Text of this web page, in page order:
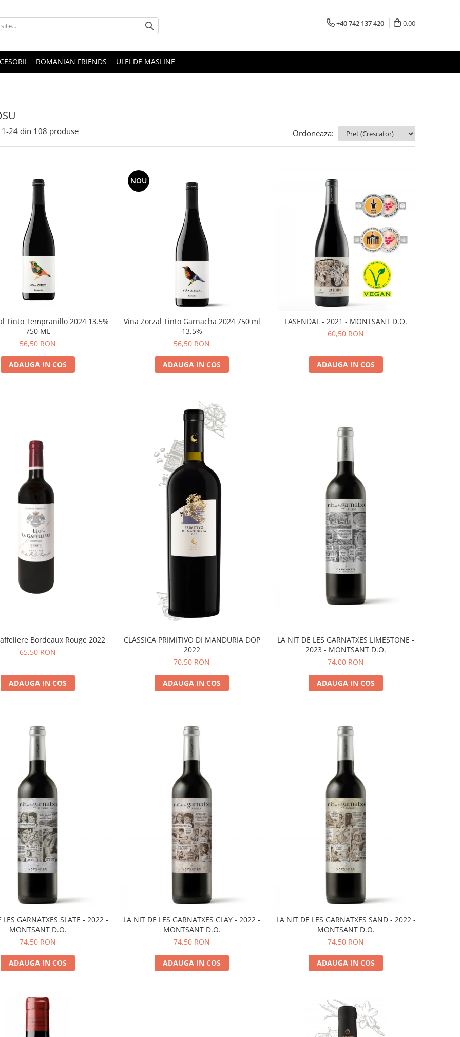
+40 742 137 420 0,00
ROMANIAN FRIENDS ULEI DE MASLINE
1-24 din 108 produse Ordoneaza:
Tinto Tempranillo 2024 13.5%
750 ML
56,50 RON
ADAUGA IN COS
NOU
Vina Zorzal Tinto Garnacha 2024 750 ml
13.5%
56,50 RON
ADAUGA IN COS
LASENDAL - 2021 - MONTSANT D.O.
60,50 RON
ADAUGA IN COS
Bordeaux Rouge 2022
65,50 RON
ADAUGA IN COS
CLASSICA PRIMITIVO DI MANDURIA DOP
2022
70,50 RON
ADAUGA IN COS
LA NIT DE LES GARNATXES LIMESTONE -
2023 - MONTSANT D.O.
74,00 RON
ADAUGA IN COS
GARNATXES SLATE - 2022 -
MONTSANT D.O.
74,50 RON
ADAUGA IN COS
LA NIT DE LES GARNATXES CLAY - 2022 -
MONTSANT D.O.
74,50 RON
ADAUGA IN COS
LA NIT DE LES GARNATXES SAND - 2022 -
MONTSANT D.O.
74,50 RON
ADAUGA IN COS